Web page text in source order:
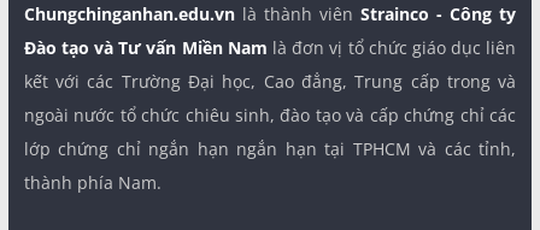
Chungchinganhan.edu.vnlà thành viênStrainco - Công ty
Đào tạo và Tư vấn Miền Nam là đơn vị tổ chức giáo dục liên
kết với các Trường Đại học, Cao đẳng, Trung cấp trong và
ngoài nước tổ chức chiêu sinh, đào tạo và cấp chứng chỉ các
lớp chứng chỉ ngắn hạn ngắn hạn tại TPHCM và các tỉnh,
thành phía Nam.